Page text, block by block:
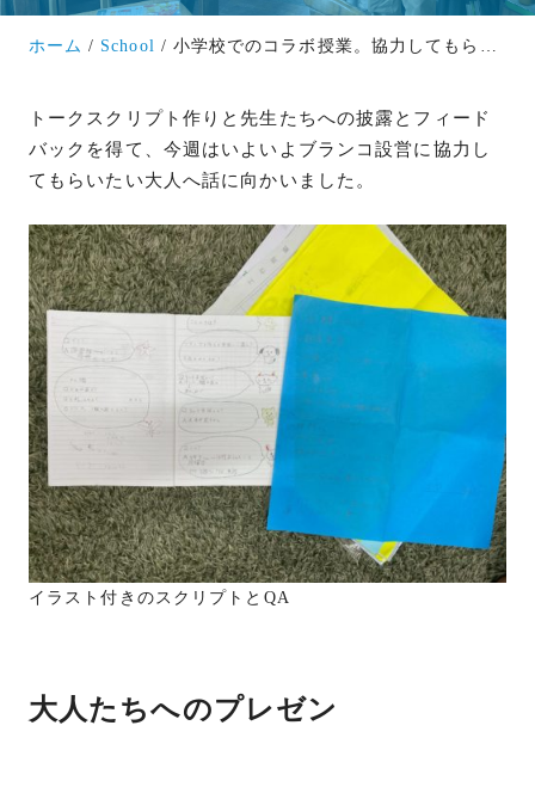
ホーム School 小学校でのコラボ授業。協力してもらう大人に話に行きました
トークスクリプト作りと先生たちへの披露とフィード
バックを得て、今週はいよいよブランコ設営に協力し
てもらいたい大人へ話に向かいました。
イラスト付きのスクリプトとQA
大人たちへのプレゼン